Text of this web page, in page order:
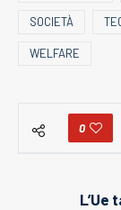
SOCIETÀ
WELFARE
0
L’Ue